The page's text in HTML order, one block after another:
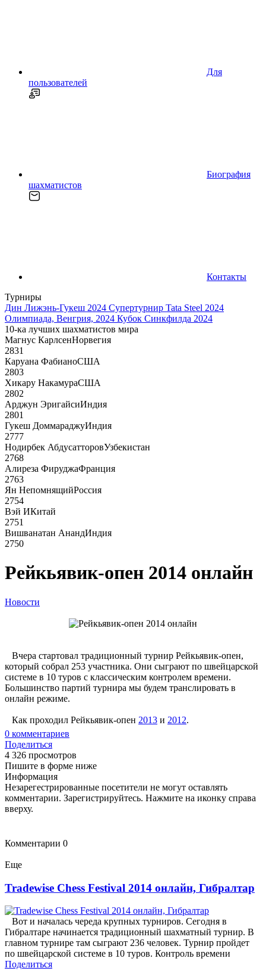
Для
пользователей
Биография
шахматистов
Контакты
Турниры
Дин Лижэнь-Гукеш 2024 Супертурнир Tata Steel 2024
Олимпиада, Венгрия, 2024 Кубок Синкфилда 2024
10-ка лучших шахматистов мира
Магнус КарлсенНорвегия
2831
Каруана ФабианоСША
2803
Хикару НакамураСША
2802
Арджун ЭригайсиИндия
2801
Гукеш ДоммараджуИндия
2777
Нодирбек АбдусатторовУзбекистан
2768
Алиреза ФируджаФранция
2763
Ян НепомнящийРоссия
2754
Вэй ИКитай
2751
Вишванатан АнандИндия
2750
Рейкьявик-опен 2014 онлайн
Новости
Вчера стартовал традиционный турнир Рейкьявик-опен,
который собрал 253 участника. Они сыграют по швейцарской
системе в 10 туров с классическим контролем времени.
Большинство партий турнира мы будем транслировать в
онлайн режиме.
Как проходил Рейкьявик-опен 2013 и 2012.
0 комментариев
Поделиться
4 326 просмотров
Пишите в форме ниже
Информация
Незарегестрированные посетители не могут оставлять
комментарии. Зарегистрируйтесь. Нажмите на иконку справа
вверху.
Комментарии 0
Еще
Tradewise Chess Festival 2014 онлайн, Гибралтар
Вот и началась череда крупных турниров. Сегодня в
Гибралтаре начинается традиционный шахматный турнир. В
главном турнире там сыграют 236 человек. Турнир пройдет
по швейцарской системе в 10 туров. Контроль времени
Поделиться